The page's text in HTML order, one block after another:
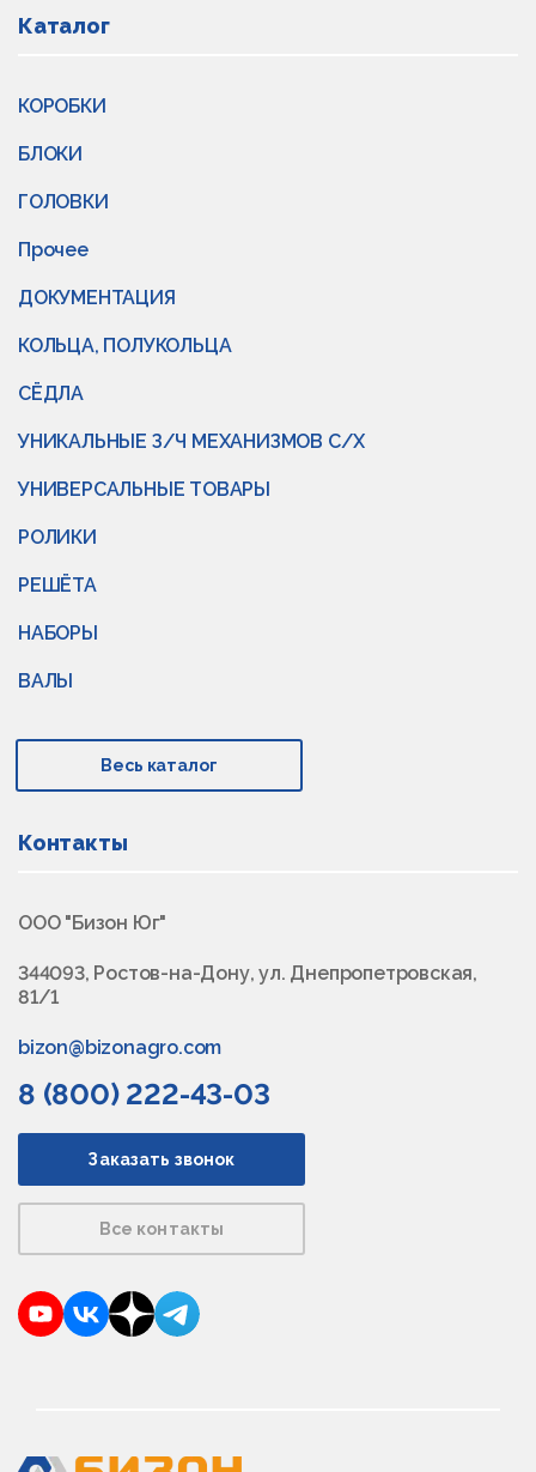
Каталог
КОРОБКИ
БЛОКИ
ГОЛОВКИ
Прочее
ДОКУМЕНТАЦИЯ
КОЛЬЦА, ПОЛУКОЛЬЦА
СЁДЛА
УНИКАЛЬНЫЕ З/Ч МЕХАНИЗМОВ С/Х
УНИВЕРСАЛЬНЫЕ ТОВАРЫ
РОЛИКИ
РЕШЁТА
НАБОРЫ
ВАЛЫ
Весь каталог
Контакты
ООО "Бизон Юг"
344093, Ростов-на-Дону, ул. Днепропетровская,
81/1
bizon@bizonagro.com
8 (800) 222-43-03
Заказать звонок
Все контакты
YouTubeVKontakte
DzenTelegram